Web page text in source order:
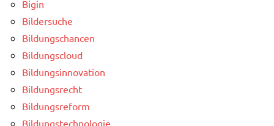
Bigin
Bildersuche
Bildungschancen
Bildungscloud
Bildungsinnovation
Bildungsrecht
Bildungsreform
Bildungstechnologie